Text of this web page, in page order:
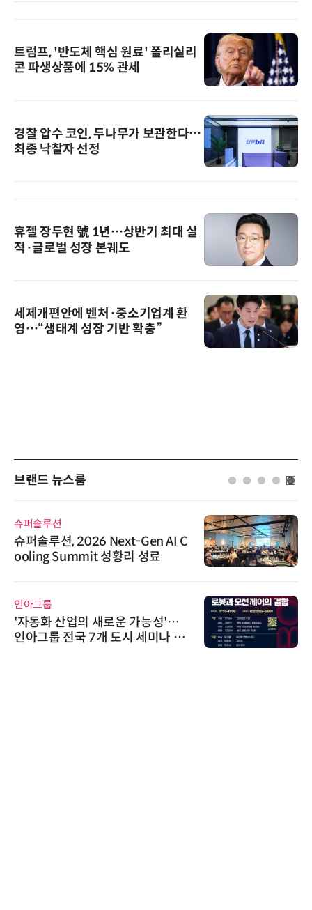
트럼프, '반도체 핵심 원료' 폴리실리
콘 파생상품에 15% 관세
경찰 압수 코인, 두나무가 보관한다…
최종 낙찰자 선정
휴젤 장두현 號 1년…상반기 최대 실
적·글로벌 성장 본궤도
세제개편안에 벤처·중소기업계 환
영…“생태계 성장 기반 확충”
브랜드 뉴스룸
슈퍼솔루션
슈퍼솔루션, 2026 Next-Gen AI C
ooling Summit 성황리 성료
인아그룹
'자동화 산업의 새로운 가능성'…
인아그룹 전국 7개 도시 세미나 페